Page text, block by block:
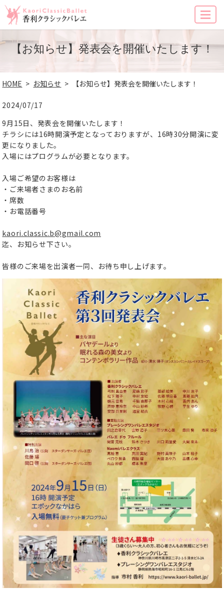
MENU
【お知らせ】発表会を開催いたします！
HOME お知らせ 【お知らせ】発表会を開催いたします！
2024/07/17
9月15日、発表会を開催いたします！
チラシには16時開演予定となっておりますが、16時30分開演に変
更になりました。
入場にはプログラムが必要となります。
入場ご希望のお客様は
・ご来場者さまのお名前
・席数
・お電話番号
kaori.classic.b@gmail.com
迄、お知らせ下さい。
皆様のご来場を出演者一同、お待ち申し上げます。